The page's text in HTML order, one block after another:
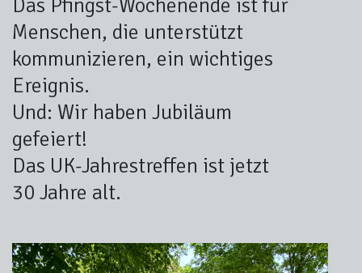
Das Pfingst-Wochenende ist für
Menschen, die unterstützt
kommunizieren, ein wichtiges
Ereignis.
Und: Wir haben Jubiläum
gefeiert!
Das UK-Jahrestreffen ist jetzt
30 Jahre alt.